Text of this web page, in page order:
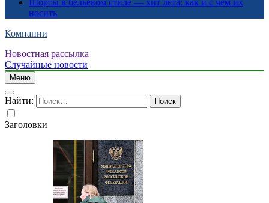
Шорты в бельевом стиле — хит лета: как и с чем их
носить
Компании
Новостная рассылка
Случайные новости
Меню
Найти:
Заголовки